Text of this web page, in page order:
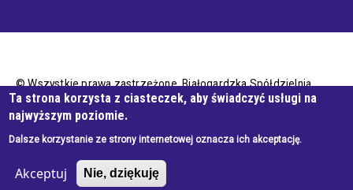
© Wszystkie prawa zastrzeżone, Białogardzka Spółdzielnia
Mieszkaniowa
Ta strona korzysta z ciasteczek, aby świadczyć usługi na
najwyższym poziomie.
Dalsze korzystanie ze strony internetowej oznacza ich akceptację.
Akceptuj Nie, dziękuję